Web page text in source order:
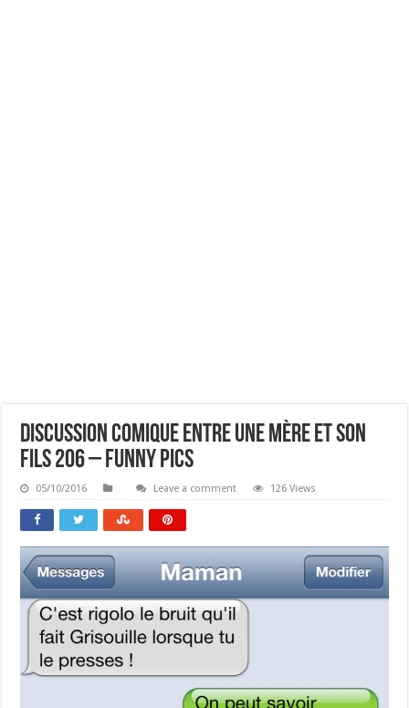
Discussion Comique Entre Une Mère Et Son
Fils 206 – Funny Pics
05/10/2016 Leave a comment 126 Views